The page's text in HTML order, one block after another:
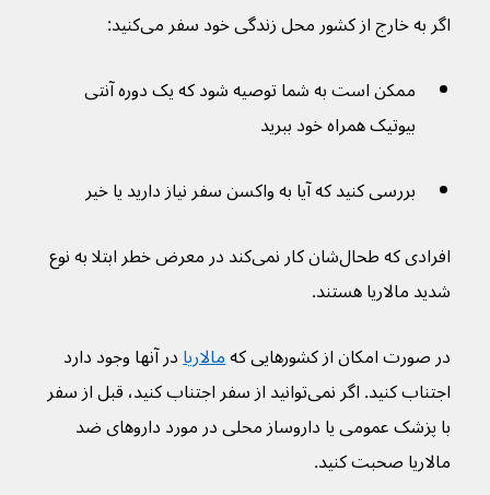
اگر به خارج از کشور محل زندگی خود سفر می‌کنید:
ممکن است به شما توصیه شود که یک دوره آنتی
بیوتیک همراه خود ببرید
بررسی کنید که آیا به واکسن سفر نیاز دارید یا خیر
افرادی که طحال‌شان کار نمی‌کند در معرض خطر ابتلا به نوع
شدید مالاریا هستند.
در صورت امکان از کشورهایی که مالاریا در آنها وجود دارد
اجتناب کنید. اگر نمی‌توانید از سفر اجتناب کنید، قبل از سفر
با پزشک عمومی یا داروساز محلی در مورد داروهای ضد
مالاریا صحبت کنید.